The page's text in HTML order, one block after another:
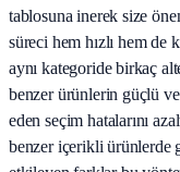
tablosuna inerek size
süreci hem hızlı hem
aynı kategoride birkaç
benzer ürünlerin güçlü
eden seçim hatalarını
benzer içerikli ürünlerde